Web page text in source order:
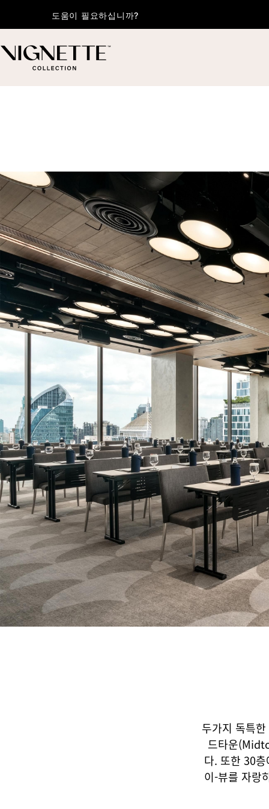
도움이 필요하십니까?
두가지 독특
드타운
다. 또한 30
이-뷰를 자랑